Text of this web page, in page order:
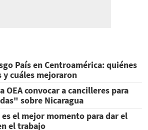
País en Centroamérica: quiénes
y cuáles mejoraron
OEA convocar a cancilleres para
sobre Nicaragua
el mejor momento para dar el
el trabajo